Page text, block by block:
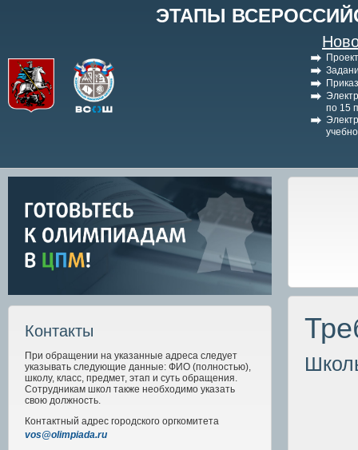
ЭТАПЫ
по 15
Контакты
При обращении на указанные адреса следует
указывать следующие данные: ФИО (полностью),
школу, класс, предмет, этап и суть обращения.
Сотрудникам школ также необходимо указать
свою должность.
Контактный адрес городского оргкомитета
vos@olimpiada.ru